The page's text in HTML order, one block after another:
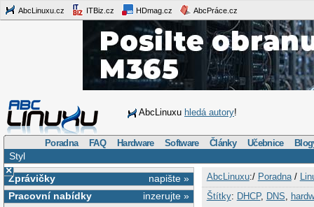
AbcLinuxu.cz ITBiz.cz HDmag.cz AbcPráce.cz
AbcLinuxu hledá autory!
Poradna FAQ Hardware Software Články Učebnice
Styl
×
napište »
Zprávičky
inzerujte »
Pracovní nabídky
AbcLinuxu:/ Poradna/
Štítky: DHCP, DNS